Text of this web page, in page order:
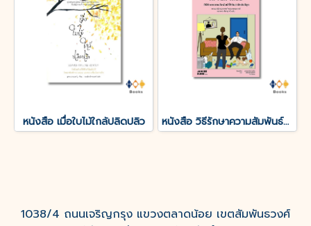
หนังสือ เมื่อใบไม้ใกล้ปลิดปลิว หนังสือ วิธีรักษาความสัมพันธ์ที่ดีกับสามีหลังมีลูก (How Not To Hate Your Husband After Kids)
1038/4 ถนนเจริญกรุง แขวงตลาดน้อย เขตสัมพันธวงศ์